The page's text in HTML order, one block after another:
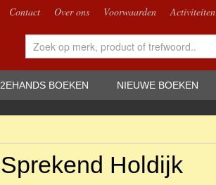
Contact Over ons Voorwaarden Activiteiten
2EHANDS BOEKEN NIEUWE BOEKEN
Sprekend Holdijk